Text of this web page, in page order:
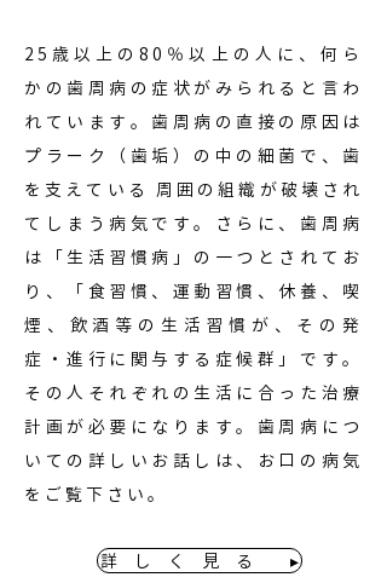
25歳以上の80％以上の人に、何ら
かの歯周病の症状がみられると言わ
れています。歯周病の直接の原因は
プラーク（歯垢）の中の細菌で、歯
を支えている 周囲の組織が破壊され
てしまう病気です。さらに、歯周病
は「生活習慣病」の一つとされてお
り、「食習慣、運動習慣、休養、喫
煙、飲酒等の生活習慣が、その発
症・進行に関与する症候群」です。
その人それぞれの生活に合った治療
計画が必要になります。歯周病につ
いての詳しいお話しは、お口の病気
をご覧下さい。
詳 し く 見 る ▸